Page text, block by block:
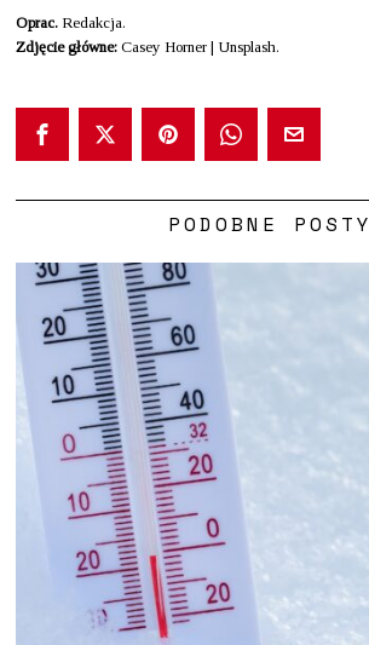
Oprac. Redakcja.
Zdjęcie główne:Casey Horner | Unsplash.
PODOBNE POSTY